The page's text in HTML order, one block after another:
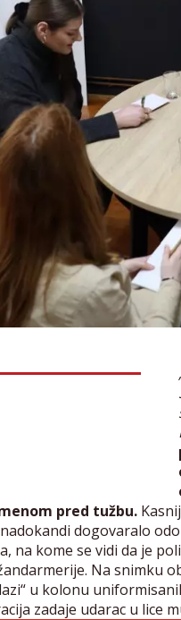
pred tužbu.
dogovaralo
na kome se vidi da je
Na snimku
u kolonu
zadaje udarac u lice